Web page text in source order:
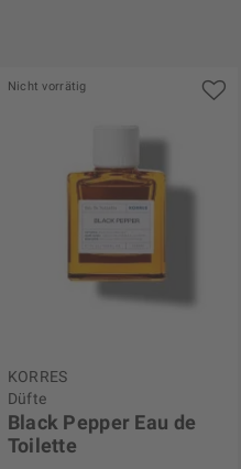
Nicht vorrätig
KORRES
Düfte
Black Pepper Eau de
Toilette